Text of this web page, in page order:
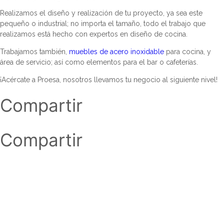
Realizamos el diseño y realización de tu proyecto, ya sea este
pequeño o industrial; no importa el tamaño, todo el trabajo que
realizamos está hecho con expertos en diseño de cocina.
Trabajamos también, muebles de acero inoxidable para cocina, y
área de servicio; así como elementos para el bar o cafeterías.
¡Acércate a Proesa, nosotros llevamos tu negocio al siguiente nivel!
Compartir
Compartir